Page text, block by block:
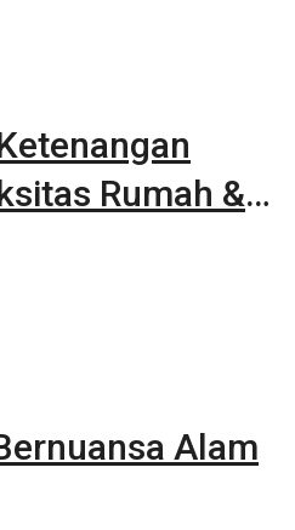
Rumah &
Alam